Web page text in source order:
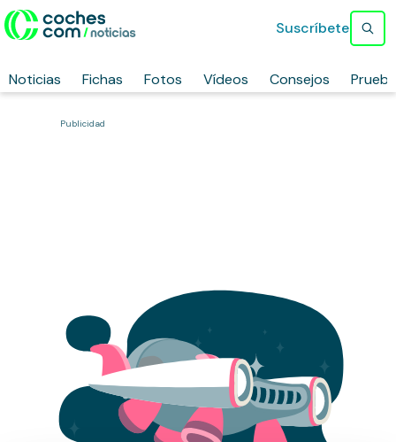
Noticias Fichas Fotos Vídeos Consejos
Suscríbete
Publicidad